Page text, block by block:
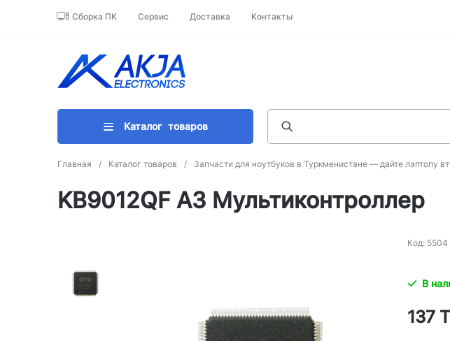
Сборка ПК Сервис Доставка Контакты
Каталог товаров
Главная / Каталог товаров / Запчасти для ноутбуков в Туркменистане — дайте лэптопу
KB9012QF A3 Мультиконтроллер
Код: 5504
В
137